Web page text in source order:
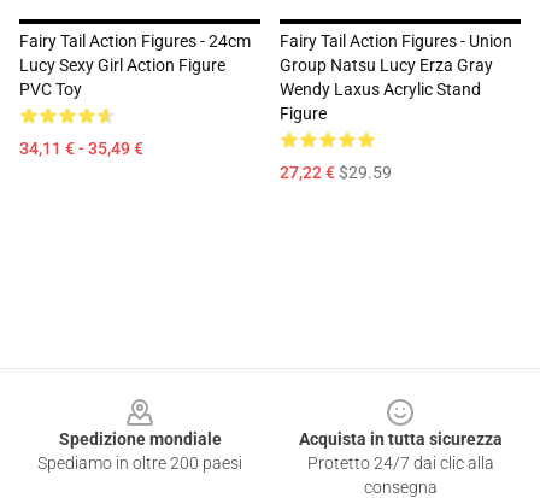
Fairy Tail Action Figures - 24cm
Lucy Sexy Girl Action Figure
PVC Toy
34,11 € - 35,49 €
Fairy Tail Action Figures - Union
Group Natsu Lucy Erza Gray
Wendy Laxus Acrylic Stand
Figure
27,22 €$29.59
Spedizione mondiale
Spediamo in oltre 200 paesi
Acquista in tutta sicurezza
Protetto 24/7 dai clic alla
consegna